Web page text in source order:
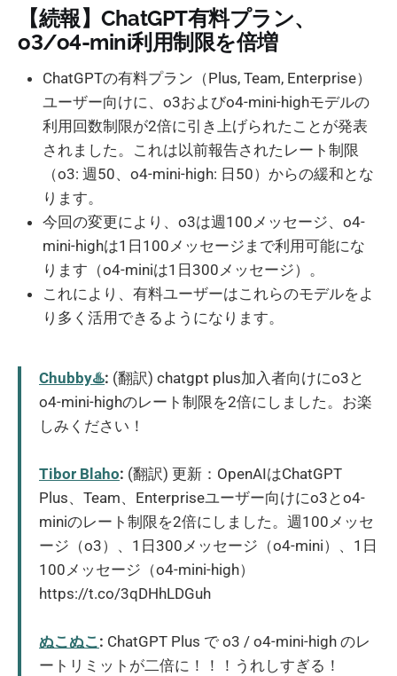
【続報】ChatGPT有料プラン、
o3/o4-mini利用制限を倍増
ChatGPTの有料プラン（Plus, Team, Enterprise）
ユーザー向けに、o3およびo4-mini-highモデルの
利用回数制限が2倍に引き上げられたことが発表
されました。これは以前報告されたレート制限
（o3: 週50、o4-mini-high: 日50）からの緩和とな
ります。
今回の変更により、o3は週100メッセージ、o4-
mini-highは1日100メッセージまで利用可能にな
ります（o4-miniは1日300メッセージ）。
これにより、有料ユーザーはこれらのモデルをよ
り多く活用できるようになります。
Chubby♨️: (翻訳) chatgpt plus加入者向けにo3と
o4-mini-highのレート制限を2倍にしました。お楽
しみください！
Tibor Blaho: (翻訳) 更新：OpenAIはChatGPT
Plus、Team、Enterpriseユーザー向けにo3とo4-
miniのレート制限を2倍にしました。週100メッセ
ージ（o3）、1日300メッセージ（o4-mini）、1日
100メッセージ（o4-mini-high）
https://t.co/3qDHhLDGuh
ぬこぬこ: ChatGPT Plus で o3 / o4-mini-high のレ
ートリミットが二倍に！！！うれしすぎる！